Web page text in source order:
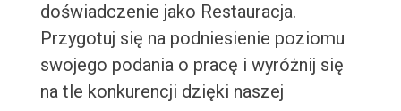
doświadczenie jako Restauracja.
Przygotuj się na podniesienie poziomu
swojego podania o pracę i wyróżnij się
na tle konkurencji dzięki naszej